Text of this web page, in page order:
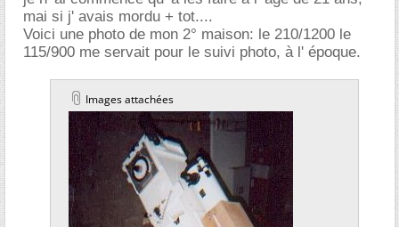
mai si j' avais mordu + tot....
Voici une photo de mon 2° maison: le 210/1200 le
115/900 me servait pour le suivi photo, à l' époque.
Images attachées